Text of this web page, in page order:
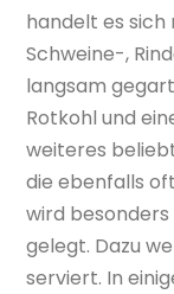
handelt es
Schweine-,
langsam
Rotkohl und
weiteres
die ebenfalls
wird
gelegt. Dazu
serviert. In